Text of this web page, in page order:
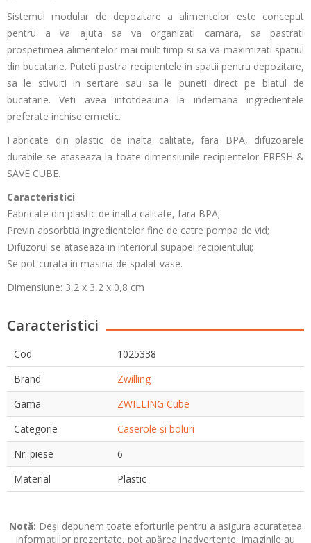
Sistemul modular de depozitare a alimentelor este conceput
pentru a va ajuta sa va organizati camara, sa pastrati
prospetimea alimentelor mai mult timp si sa va maximizati spatiul
din bucatarie. Puteti pastra recipientele in spatii pentru depozitare,
sa le stivuiti in sertare sau sa le puneti direct pe blatul de
bucatarie. Veti avea intotdeauna la indemana ingredientele
preferate inchise ermetic.
Fabricate din plastic de inalta calitate, fara BPA, difuzoarele
durabile se ataseaza la toate dimensiunile recipientelor FRESH &
SAVE CUBE.
Caracteristici
Fabricate din plastic de inalta calitate, fara BPA;
Previn absorbtia ingredientelor fine de catre pompa de vid;
Difuzorul se ataseaza in interiorul supapei recipientului;
Se pot curata in masina de spalat vase.
Dimensiune: 3,2 x 3,2 x 0,8 cm
Caracteristici
Cod
1025338
Brand
Zwilling
Gama
ZWILLING Cube
Categorie
Caserole și boluri
Nr. piese
6
Material
Plastic
Notă: Deși depunem toate eforturile pentru a asigura acuratețea
informațiilor prezentate, pot apărea inadvertențe. Imaginile au